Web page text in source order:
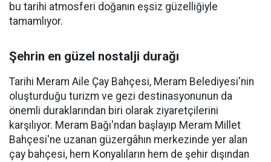
bu tarihi atmosferi doğanın eşsiz güzelliğiyle
tamamlıyor.
Şehrin en güzel nostalji durağı
Tarihi Meram Aile Çay Bahçesi, Meram Belediyesi'nin
oluşturduğu turizm ve gezi destinasyonunun da
önemli duraklarından biri olarak ziyaretçilerini
karşılıyor. Meram Bağı'ndan başlayıp Meram Millet
Bahçesi'ne uzanan güzergâhın merkezinde yer alan
çay bahçesi, hem Konyalıların hem de şehir dışından